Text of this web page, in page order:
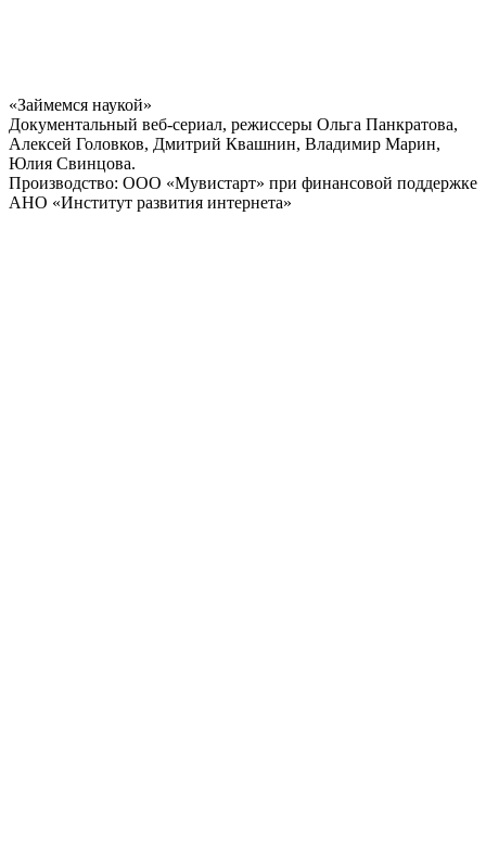
«Займемся наукой»
Документальный веб-сериал, режиссеры Ольга Панкратова,
Алексей Головков, Дмитрий Квашнин, Владимир Марин,
Юлия Свинцова.
Производство: ООО «Мувистарт» при финансовой поддержке
АНО «Институт развития интернета»